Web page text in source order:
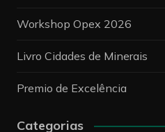
Workshop Opex 2026
Livro Cidades de Minerais
Premio de Excelência
Categorias